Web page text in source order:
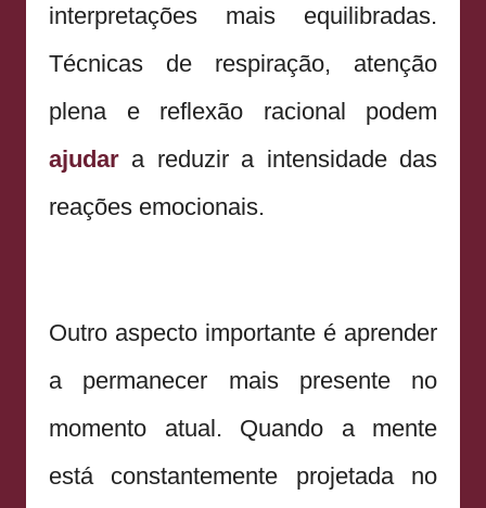
interpretações mais equilibradas.
Técnicas de respiração, atenção
plena e reflexão racional podem
ajudar a reduzir a intensidade das
reações emocionais.
Outro aspecto importante é aprender
a permanecer mais presente no
momento atual. Quando a mente
está constantemente projetada no